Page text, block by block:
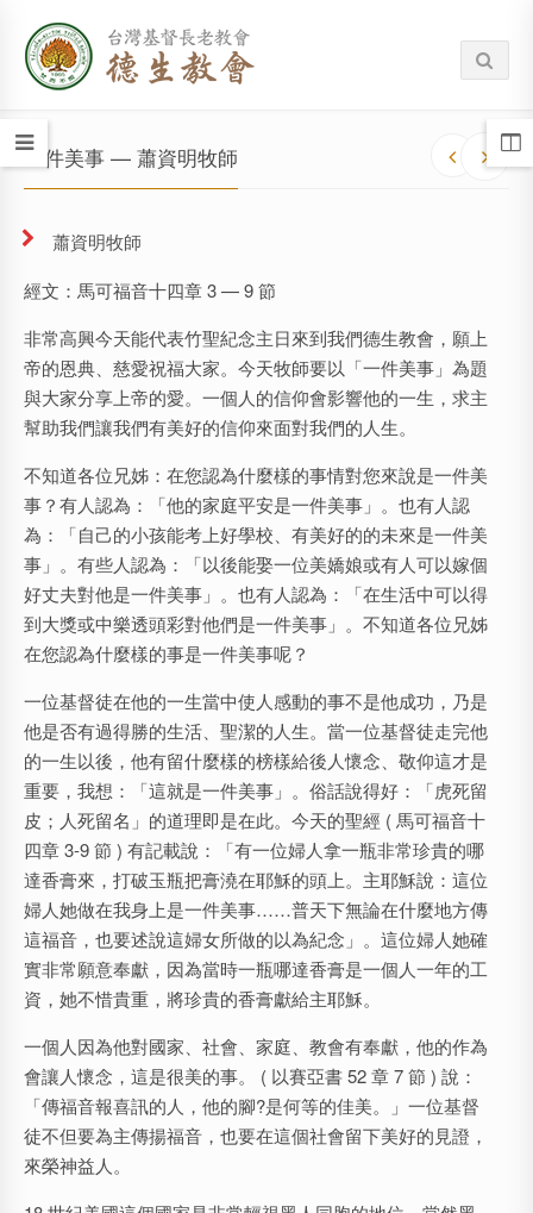
一件美事 — 蕭資明牧師
蕭資明牧師
經文：馬可福音十四章 3 — 9 節
非常高興今天能代表竹聖紀念主日來到我們德生教會，願上
帝的恩典、慈愛祝福大家。今天牧師要以「一件美事」為題
與大家分享上帝的愛。一個人的信仰會影響他的一生，求主
幫助我們讓我們有美好的信仰來面對我們的人生。
不知道各位兄姊：在您認為什麼樣的事情對您來說是一件美
事？有人認為：「他的家庭平安是一件美事」。也有人認
為：「自己的小孩能考上好學校、有美好的的未來是一件美
事」。有些人認為：「以後能娶一位美嬌娘或有人可以嫁個
好丈夫對他是一件美事」。也有人認為：「在生活中可以得
到大獎或中樂透頭彩對他們是一件美事」。不知道各位兄姊
在您認為什麼樣的事是一件美事呢？
一位基督徒在他的一生當中使人感動的事不是他成功，乃是
他是否有過得勝的生活、聖潔的人生。當一位基督徒走完他
的一生以後，他有留什麼樣的榜樣給後人懷念、敬仰這才是
重要，我想：「這就是一件美事」。俗話說得好：「虎死留
皮；人死留名」的道理即是在此。今天的聖經 ( 馬可福音十
四章 3-9 節 ) 有記載說：「有一位婦人拿一瓶非常珍貴的哪
達香膏來，打破玉瓶把膏澆在耶穌的頭上。主耶穌說：這位
婦人她做在我身上是一件美事……普天下無論在什麼地方傳
這福音，也要述說這婦女所做的以為紀念」。這位婦人她確
實非常願意奉獻，因為當時一瓶哪達香膏是一個人一年的工
資，她不惜貴重，將珍貴的香膏獻給主耶穌。
一個人因為他對國家、社會、家庭、教會有奉獻，他的作為
會讓人懷念，這是很美的事。 ( 以賽亞書 52 章 7 節 ) 說：
「傳福音報喜訊的人，他的腳?是何等的佳美。」一位基督
徒不但要為主傳揚福音，也要在這個社會留下美好的見證，
來榮神益人。